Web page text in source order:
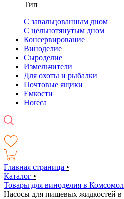
Тип
С завальцованным дном
С цельнотянутым дном
Консервирование
Виноделие
Сыроделие
Измельчители
Для охоты и рыбалки
Почтовые ящики
Емкости
Horeca
Главная страница •
Каталог •
Товары для виноделия в
Насосы для пищевых жидкостей